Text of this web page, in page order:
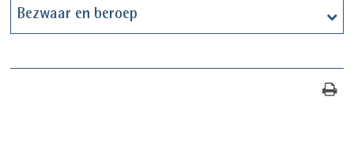
Bezwaar en beroep